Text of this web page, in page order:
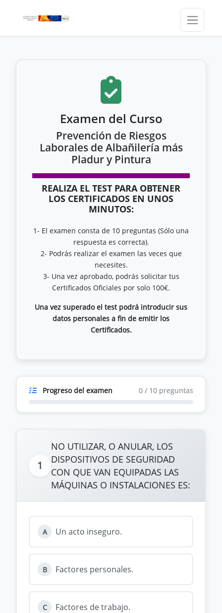
Examen del Curso
Prevención de Riesgos
Laborales de Albañilería más
Pladur y Pintura
REALIZA EL TEST PARA OBTENER
LOS CERTIFICADOS EN UNOS
MINUTOS:
1- El examen consta de 10 preguntas (Sólo una
respuesta es correcta).
2- Podrás realizar el examen las veces que
necesites.
3- Una vez aprobado, podrás solicitar tus
Una vez superado el test podrá introducir sus
datos personales a fin de emitir los
Certificados.
Progreso del examen 0 / 10 preguntas
1
NO UTILIZAR, O ANULAR, LOS
DISPOSITIVOS DE SEGURIDAD
CON QUE VAN EQUIPADAS LAS
MÁQUINAS O INSTALACIONES ES:
A Un acto inseguro.
B Factores personales.
C Factores de trabajo.